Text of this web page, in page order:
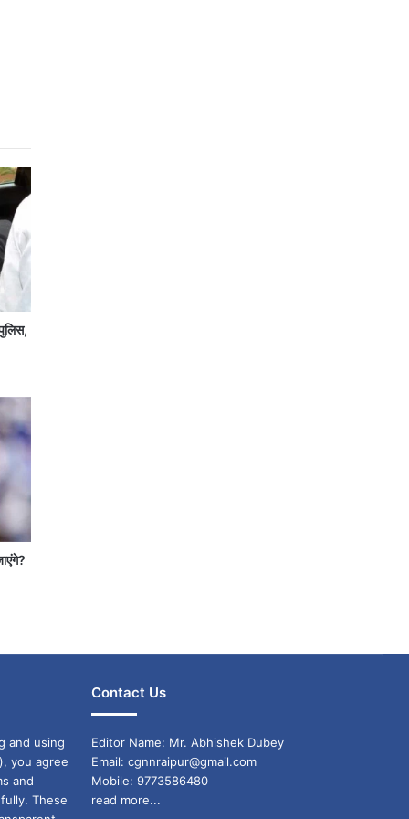
and using
you agree
and
These
Contact Us
Editor Name: Mr. Abhishek Dubey
Email: cgnnraipur@gmail.com
Mobile: 9773586480
read more...